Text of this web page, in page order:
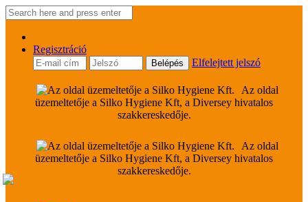
Regisztráció
Elfelejtett jelszó
Az oldal
üzemeltetője a Silko Hygiene Kft, a Diversey hivatalos
szakkereskedője.
Az oldal
üzemeltetője a Silko Hygiene Kft, a Diversey hivatalos
szakkereskedője.